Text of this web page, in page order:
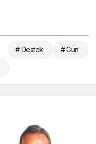
# Destek # Gün